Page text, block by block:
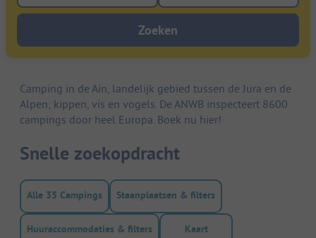
Zoeken
Camping in de Ain, landelijk gebied tussen de Jura en de
Alpen; kippen, vis en vogels. De ANWB inspecteert 8600
campings door heel Europa. Boek nu hier!
Snelle zoekopdracht
Alle 35 Campings Staanplaatsen & filters
Huuraccommodaties & filters Kaart